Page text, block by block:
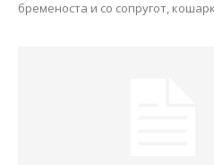
бременоста и со сопругот,